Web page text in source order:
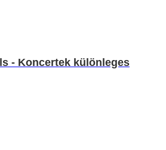
- Koncertek különleges